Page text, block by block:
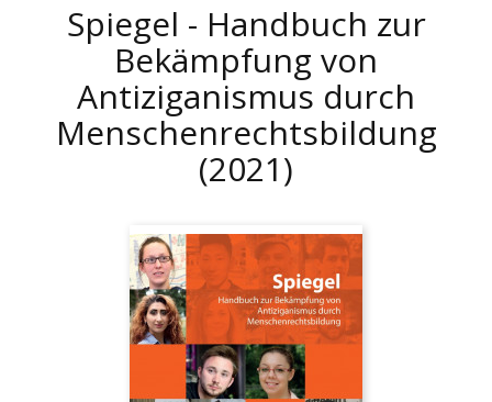
Spiegel - Handbuch zur
Bekämpfung von
Antiziganismus durch
Menschenrechtsbildung
(2021)